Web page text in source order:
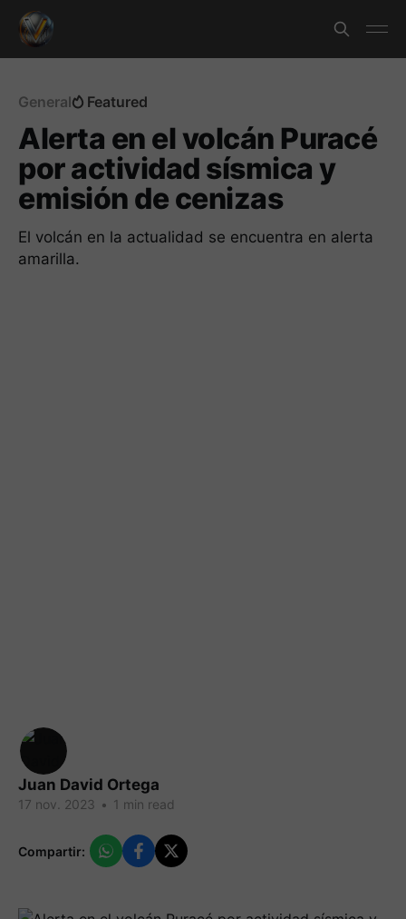
General Featured
Alerta en el volcán Puracé
por actividad sísmica y
emisión de cenizas
El volcán en la actualidad se encuentra en alerta
amarilla.
Juan David Ortega
17 nov. 2023 • 1 min read
Compartir: